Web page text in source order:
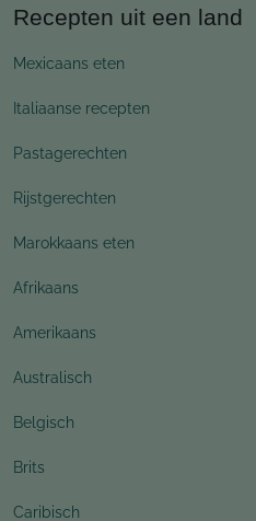
Recepten uit een land
Mexicaans eten
Italiaanse recepten
Pastagerechten
Rijstgerechten
Marokkaans eten
Afrikaans
Amerikaans
Australisch
Belgisch
Brits
Caribisch